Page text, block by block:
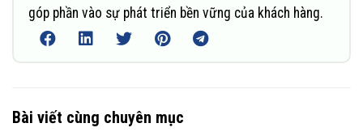
góp phần vào sự phát triển bền vững của khách hàng.
Bài viết cùng chuyên mục